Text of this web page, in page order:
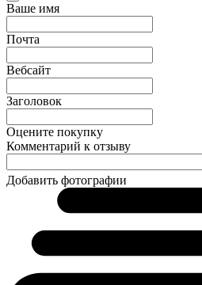
Ваше имя
Почта
Вебсайт
Заголовок
Оцените покупку
Комментарий к отзыву
Добавить фотографии